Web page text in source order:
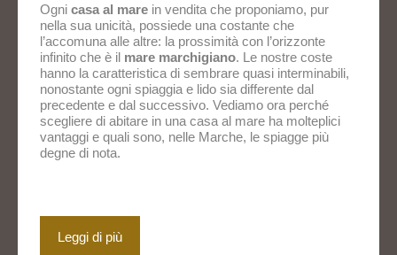
Ogni casa al mare in vendita che proponiamo, pur
nella sua unicità, possiede una costante che
l’accomuna alle altre: la prossimità con l’orizzonte
infinito che è il mare marchigiano. Le nostre coste
hanno la caratteristica di sembrare quasi interminabili,
nonostante ogni spiaggia e lido sia differente dal
precedente e dal successivo. Vediamo ora perché
scegliere di abitare in una casa al mare ha molteplici
vantaggi e quali sono, nelle Marche, le spiagge più
degne di nota.
Leggi di più